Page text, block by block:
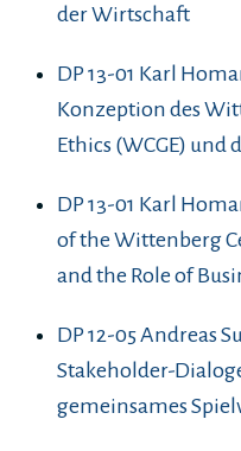
der Wirtschaft
DP 13-01 Karl
Konzeption des
Ethics (WCGE)
DP 13-01 Karl
of the Wittenberg
and the Role of
DP 12-05 Andreas
Stakeholder-
gemeinsames